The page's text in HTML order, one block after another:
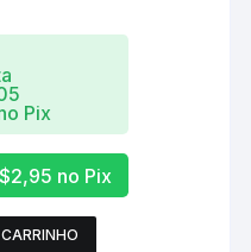
Pix
2,95 no Pix